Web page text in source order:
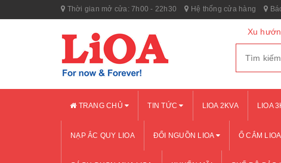
Thời gian mở cửa: 7h00 - 22h30 Hệ thống cửa hàng
Xu
TRANG CHỦ TIN TỨC LIOA 2KVA LIOA
NẠP ẮC QUY LIOA ĐỔI NGUỒN LIOA Ổ CẮM LIOA